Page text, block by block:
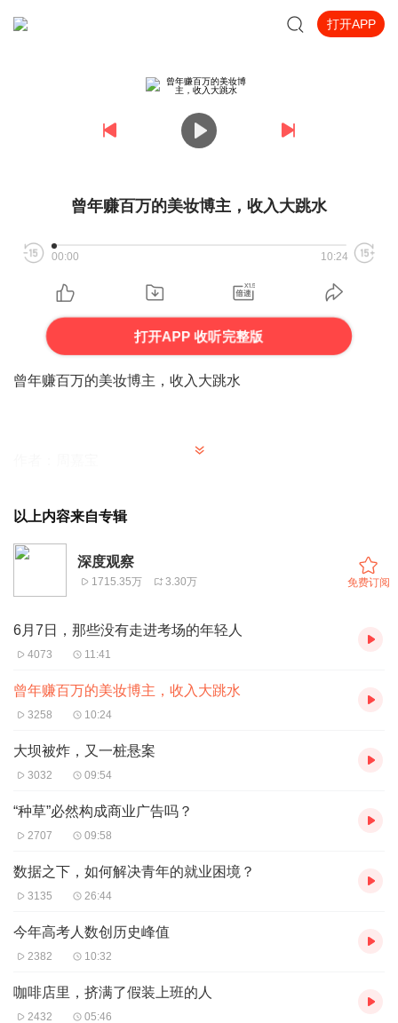
打开APP
曾年赚百万的美妆博主，收入大跳水
00:00 10:24
打开APP 收听完整版
曾年赚百万的美妆博主，收入大跳水
“今年环境太差了，2021年‘双11’我的税后纯收入还有21万
元，到2022年‘双11’缩水到11万元，但是这两个月，无论再
好的数据、在各种榜单上出现多少次，都没有品牌找过
来。”一位有10万粉丝的小红书博主在视频中吐槽。
史上最大力度的“618”将至，往年广告接到手软的美妆博主
消费者们对这场年中大促表现出万般期待，社交媒体上“比
去年‘双十一’更便宜”“今年活动力度太大了”的类似内容开始
放紧缩，曾经的吆喝换不来消费者的购买。这样的环境下，
大促的到来更像一场成王败寇的战役，曾轻松年入百万的他
以上内容来自专辑
深度观察
1715.35万 3.30万 免费订阅
6月7日，那些没有走进考场的年轻人
4073 11:41
曾年赚百万的美妆博主，收入大跳水
3258 10:24
大坝被炸，又一桩悬案
3032 09:54
“种草”必然构成商业广告吗？
2707 09:58
数据之下，如何解决青年的就业困境？
3135 26:44
今年高考人数创历史峰值
2382 10:32
咖啡店里，挤满了假装上班的人
2432 05:46